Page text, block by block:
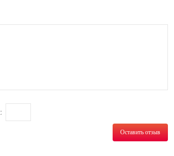
:
Оставить отзыв